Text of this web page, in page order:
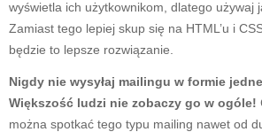
wyświetla ich użytkownikom, dlatego używaj
Zamiast tego lepiej skup się na HTML’u i
będzie to lepsze rozwiązanie.
Nigdy nie wysyłaj mailingu w formie
Większość ludzi nie zobaczy go w ogóle!
można spotkać tego typu mailing nawet od